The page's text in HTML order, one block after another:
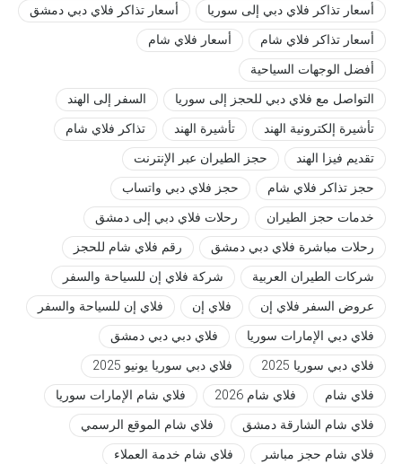
أسعار تذاكر فلاي دبي إلى سوريا
أسعار تذاكر فلاي دبي دمشق
أسعار تذاكر فلاي شام
أسعار فلاي شام
أفضل الوجهات السياحية
التواصل مع فلاي دبي للحجز إلى سوريا
السفر إلى الهند
تأشيرة إلكترونية الهند
تأشيرة الهند
تذاكر فلاي شام
تقديم فيزا الهند
حجز الطيران عبر الإنترنت
حجز تذاكر فلاي شام
حجز فلاي دبي واتساب
خدمات حجز الطيران
رحلات فلاي دبي إلى دمشق
رحلات مباشرة فلاي دبي دمشق
رقم فلاي شام للحجز
شركات الطيران العربية
شركة فلاي إن للسياحة والسفر
عروض السفر فلاي إن
فلاي إن
فلاي إن للسياحة والسفر
فلاي دبي الإمارات سوريا
فلاي دبي دبي دمشق
فلاي دبي سوريا 2025
فلاي دبي سوريا يونيو 2025
فلاي شام
فلاي شام 2026
فلاي شام الإمارات سوريا
فلاي شام الشارقة دمشق
فلاي شام الموقع الرسمي
فلاي شام حجز مباشر
فلاي شام خدمة العملاء